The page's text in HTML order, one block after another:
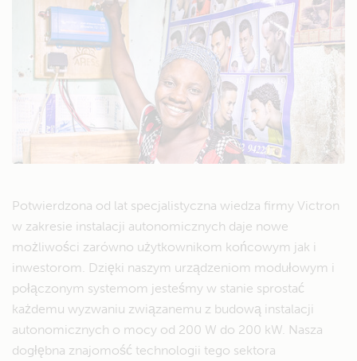
Potwierdzona od lat specjalistyczna wiedza firmy Victron
w zakresie instalacji autonomicznych daje nowe
możliwości zarówno użytkownikom końcowym jak i
inwestorom. Dzięki naszym urządzeniom modułowym i
połączonym systemom jesteśmy w stanie sprostać
każdemu wyzwaniu związanemu z budową instalacji
autonomicznych o mocy od 200 W do 200 kW. Nasza
dogłębna znajomość technologii tego sektora